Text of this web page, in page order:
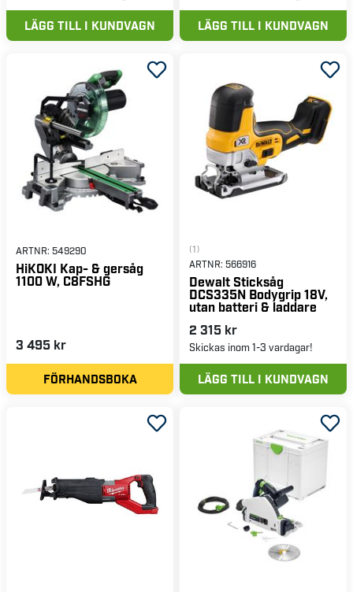
LÄGG TILL I KUNDVAGN LÄGG TILL I KUNDVAGN
ARTNR: 549290
HiKOKI Kap- & gersåg
1100 W, C8FSHG
3 495 kr
FÖRHANDSBOKA
(1)
ARTNR: 566916
Dewalt Sticksåg
DCS335N Bodygrip 18V,
utan batteri & laddare
2 315 kr
Skickas inom 1-3 vardagar!
LÄGG TILL I KUNDVAGN